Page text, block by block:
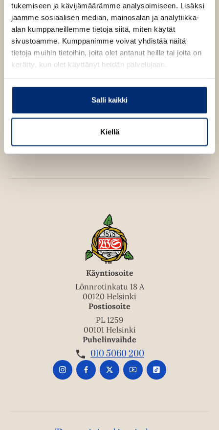
tukemiseen ja kävijämäärämme analysoimiseen. Lisäksi
jaamme sosiaalisen median, mainosalan ja analytiikka-
alan kumppaneillemme tietoja siitä, miten käytät
sivustoamme. Kumppanimme voivat yhdistää näitä
tietoja muihin tietoihin, joita olet antanut heille tai joita on
kerätty, kun olet käyttänyt heidän palvelujaan.
Salli kaikki
Kiellä
Käyntiosoite
Lönnrotinkatu 18 A
00120 Helsinki
Postiosoite
PL 1259
00101 Helsinki
Puhelinvaihde
010 5060 200